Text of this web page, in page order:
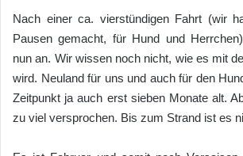
Nach einer ca. vierstündigen Fahrt (wir
Pausen gemacht, für Hund und
nun an. Wir wissen noch nicht, wie es mit
wird. Neuland für uns und auch für den
Zeitpunkt ja auch erst sieben Monate alt.
zu viel versprochen. Bis zum Strand ist es